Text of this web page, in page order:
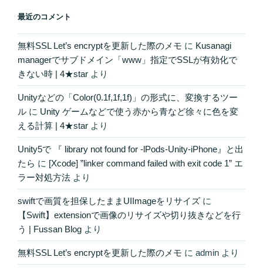
最近のコメント
無料SSL Let’s encryptを更新した際のメモ に Kusanagi
managerでサブドメイン「www」指定でSSLが有効化で
きない時 | 4★star より
Unityなどの「Color(0.1f,1f,1f)」の形式に、変換するツー
ル に Unity ゲームなどで使う赤から青など徐々に色を変
える計算 | 4★star より
Unity5で 『 library not found for -lPods-Unity-iPhone』と出
たら に [Xcode] ”linker command failed with exit code 1” エ
ラー対処方法 より
swiftで画質を担保したままUIImageをリサイズ に
【Swift】extensionで画像のリサイズや切り抜きなどを行
う | Fussan Blog より
無料SSL Let’s encryptを更新した際のメモ に admin より